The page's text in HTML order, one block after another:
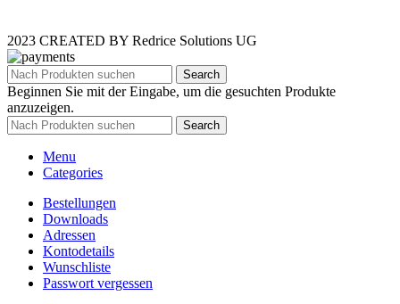
2023 CREATED BY Redrice Solutions UG
Search
Beginnen Sie mit der Eingabe, um die gesuchten Produkte
anzuzeigen.
Search
Menu
Categories
Bestellungen
Downloads
Adressen
Kontodetails
Wunschliste
Passwort vergessen